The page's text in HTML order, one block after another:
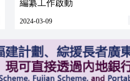
編纂工作啟動
2024-03-09